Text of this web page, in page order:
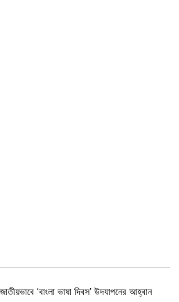
‘বাংলা ভাষা দিবস’ উদযাপনের আহ্বান